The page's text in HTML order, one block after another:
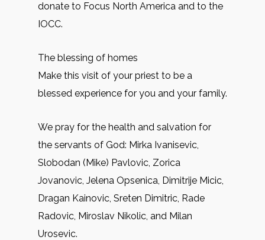
donate to Focus North America and to the
IOCC.
The blessing of homes
Make this visit of your priest to be a
blessed experience for you and your family.
We pray for the health and salvation for
the servants of God: Mirkа Ivanisevic,
Slobodan (Mike) Pavlovic, Zorica
Jovanovic, Jelena Opsenica, Dimitrije Micic,
Dragan Kainovic, Sreten Dimitric, Rade
Radovic, Miroslav Nikolic, and Milan
Urosevic.